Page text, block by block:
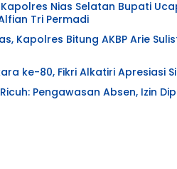
Nias Selatan Bupati
Tri Permadi
Kapolres Bitung AKBP Arie
ke-80, Fikri Alkatiri Apresiasi
Pengawasan Absen, Izin